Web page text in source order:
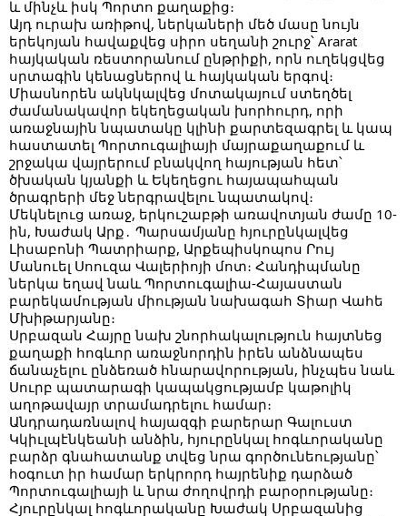
և մինչև իսկ Պորտո քաղաքից։
Այդ ուրախ առիթով, ներկաների մեծ մասը նույն
երեկոյան հավաքվեց սիրո սեղանի շուրջ՝ Ararat
հայկական ռեստորանում ընթրիքի, որն ուղեկցվեց
սրտագին կենացներով և հայկական երգով։
Միասնորեն ակնկալվեց մոտակայում ստեղծել
ժամանակավոր եկեղեցական խորհուրդ, որի
առաջնային նպատակը կլինի քարտեզագրել և կապ
հաստատել Պորտուգալիայի մայրաքաղաքում և
շրջակա վայրերում բնակվող հայության հետ՝
ծխական կյանքի և Եկեղեցու հայապահպան
ծրագրերի մեջ ներգրավելու նպատակով։
Մեկնելուց առաջ, երկուշաբթի առավոտյան ժամը 10-
ին, Խաժակ Արք․ Պարսամյանը հյուրընկալվեց
Լիսաբոնի Պատրիարք, Արքեպիսկոպոս Րույ
Մանուել Սոուզա Վալերիոյի մոտ։ Հանդիպմանը
ներկա եղավ նաև Պորտուգալիա-Հայաստան
բարեկամության միության նախագահ Տիար Վահե
Մխիթարյանը։
Սրբազան Հայրը նախ շնորհակալություն հայտնեց
քաղաքի հոգևոր առաջնորդին իրեն անձնապես
ճանաչելու ընձեռած հնարավորության, ինչպես նաև
Սուրբ պատարագի կապակցությամբ կաթոլիկ
աղոթավայր տրամադրելու համար։
Անդրադառնալով հայազգի բարերար Գալուստ
Կկիւլպէնկեանի անձին, հյուրընկալ հոգևորականը
բարձր գնահատանք տվեց նրա գործունեությանը՝
հօգուտ իր համար երկրորդ հայրենիք դարձած
Պորտուգալիայի և նրա ժողովրդի բարօրությանը։
Հյուրընկալ հոգևորականը Խաժակ Սրբազանից